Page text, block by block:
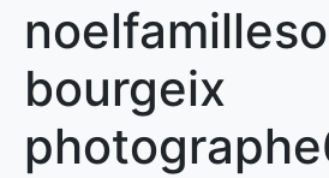
bourgeix